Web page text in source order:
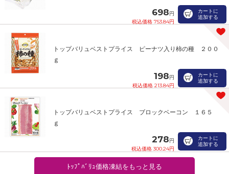
698円
税込価格 753.84円
カートに
追加する
トップバリュベストプライス ピーナツ入り柿の種 ２００
ｇ
198円
税込価格 213.84円
カートに
追加する
トップバリュベストプライス ブロックベーコン １６５
ｇ
278円
税込価格 300.24円
カートに
追加する
ﾄｯﾌﾟﾊﾞﾘｭ価格凍結をもっと見る